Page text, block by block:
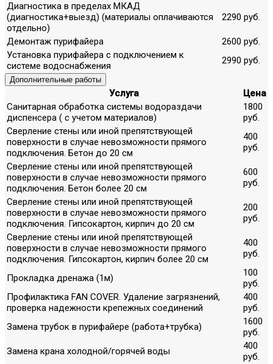
Диагностика в пределах МКАД
(диагностика+выезд) (материалы оплачиваются
отдельно)
2290 руб.
Демонтаж пурифайера
2600 руб.
Установка пурифайера с подключением к
системе водоснабжения
2990 руб.
Дополнительные работы
Услуга
Цена
Санитарная обработка системы водораздачи
диспенсера ( с учетом материалов)
1800
руб.
Сверление стены или иной препятствующей
поверхности в случае невозможности прямого
подключения. Бетон до 20 см
400
руб.
Сверление стены или иной препятствующей
поверхности в случае невозможности прямого
подключения. Бетон более 20 см
600
руб.
Сверление стены или иной препятствующей
поверхности в случае невозможности прямого
подключения. Гипсокартон, кирпич до 20 см
200
руб.
Сверление стены или иной препятствующей
поверхности в случае невозможности прямого
подключения. Гипсокартон, кирпич более 20 см
400
руб.
Прокладка дренажа (1м)
100
руб.
Профилактика FAN COVER. Удаление загрязнений,
проверка надежности крепежных соединений
400
руб.
Замена трубок в пурифайере (работа+трубка)
1600
руб.
Замена крана холодной/горячей воды
400
руб.